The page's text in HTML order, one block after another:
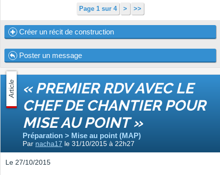
Page 1 sur 4 > >>
Créer un récit de construction
Poster un message
Article « PREMIER RDV AVEC LE
CHEF DE CHANTIER POUR
MISE AU POINT »
Préparation > Mise au point (MAP)
Par nacha17 le 31/10/2015 à 22h27
Le 27/10/2015